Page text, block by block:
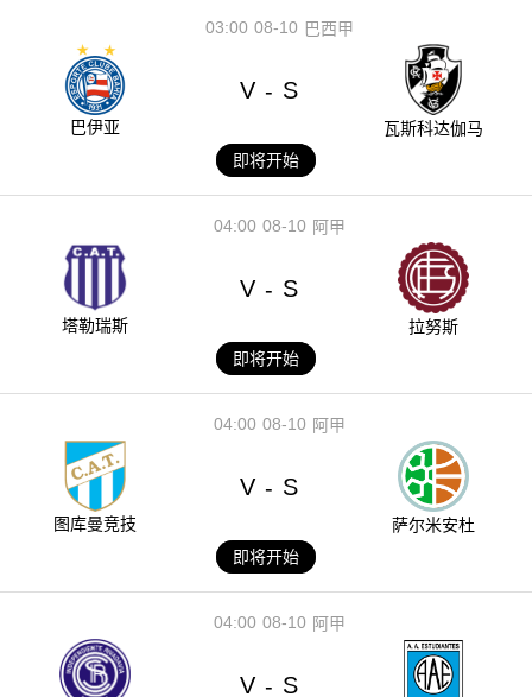
08-10
03:00 巴西甲
巴伊亚
V - S
瓦斯科达伽马
即将开始
08-10
04:00 阿甲
塔勒瑞斯
V - S
拉努斯
即将开始
08-10
04:00 阿甲
图库曼竞技
V - S
萨尔米安杜
即将开始
08-10
04:00 阿甲
V - S